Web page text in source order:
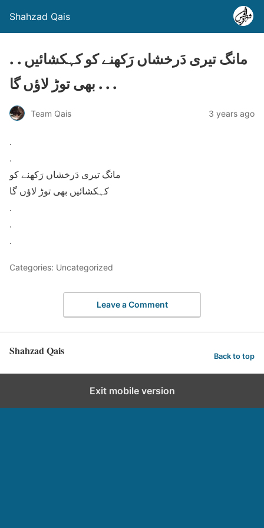
Shahzad Qais
. . مانگ تیری دَرخشاں رَکھنے کو کہکشائیں
بھی توڑ لاؤں گا . . .
Team Qais 3 years ago
.
.
مانگ تیری دَرخشاں رَکھنے کو
کہکشائیں بھی توڑ لاؤں گا
.
.
.
Categories: Uncategorized
Leave a Comment
Shahzad Qais Back to top
Exit mobile version